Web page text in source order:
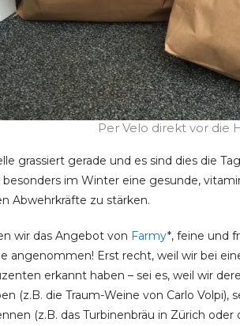
Per Velo direkt vor die
grassiert gerade und es sind dies die
im Winter eine gesunde,
Abwehrkräfte zu stärken.
wir das Angebot von Farmy*, feine und
angenommen! Erst recht, weil wir bei
erkannt haben – sei es, weil wir
(z.B. die Traum-Weine von Carlo
(z.B. das Turbinenbräu in Zürich